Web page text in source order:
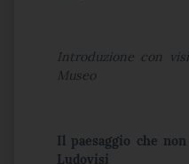
Introduzione con
Museo
Il paesaggio che
Ludovisi